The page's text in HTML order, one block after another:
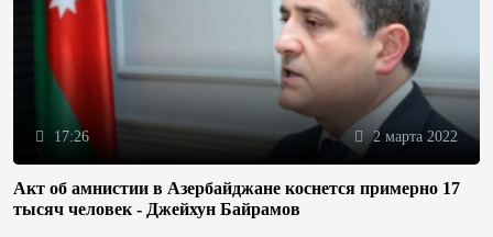
17:26 2 марта 2022
Акт об амнистии в Азербайджане коснется примерно 17
тысяч человек - Джейхун Байрамов